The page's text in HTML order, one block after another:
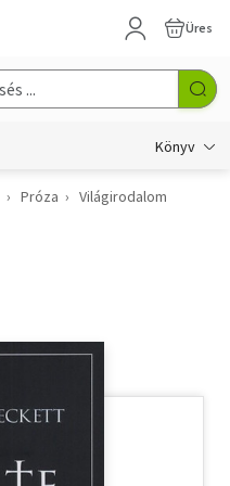
Üres
Könyv
Próza
Világirodalom